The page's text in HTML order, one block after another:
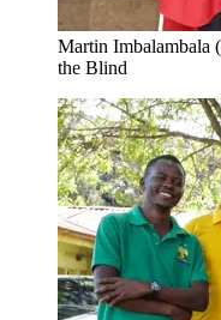
Martin Imbalambala
the Blind